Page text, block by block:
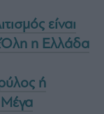
είναι
η Ελλάδα
ή
Μέγα